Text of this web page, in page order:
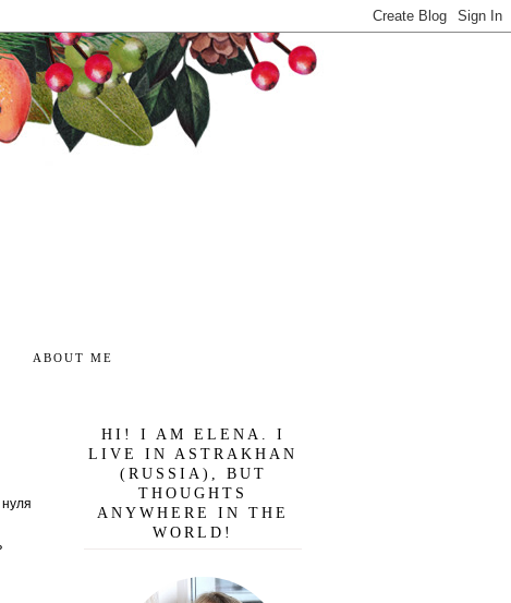
ABOUT ME
HI! I AM ELENA. I
LIVE IN ASTRAKHAN
(RUSSIA), BUT
THOUGHTS
ANYWHERE IN THE
WORLD!